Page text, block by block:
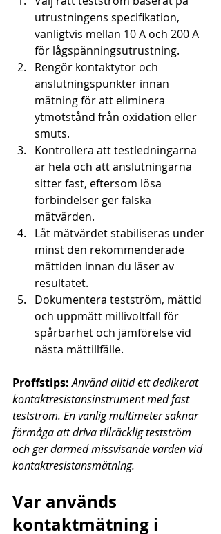
utrustningens specifikation,
vanligtvis mellan 10 A och 200 A
för lågspänningsutrustning.
Rengör kontaktytor och
anslutningspunkter innan
mätning för att eliminera
ytmotstånd från oxidation eller
smuts.
Kontrollera att testledningarna
är hela och att anslutningarna
sitter fast, eftersom lösa
förbindelser ger falska
mätvärden.
Låt mätvärdet stabiliseras under
minst den rekommenderade
mättiden innan du läser av
resultatet.
Dokumentera testström, mättid
och uppmätt millivoltfall för
spårbarhet och jämförelse vid
nästa mättillfälle.
Proffstips: Använd alltid ett dedikerat
kontaktresistansinstrument med fast
testström. En vanlig multimeter saknar
förmåga att driva tillräcklig testström
och ger därmed missvisande värden vid
kontaktresistansmätning.
Var används
kontaktmätning i